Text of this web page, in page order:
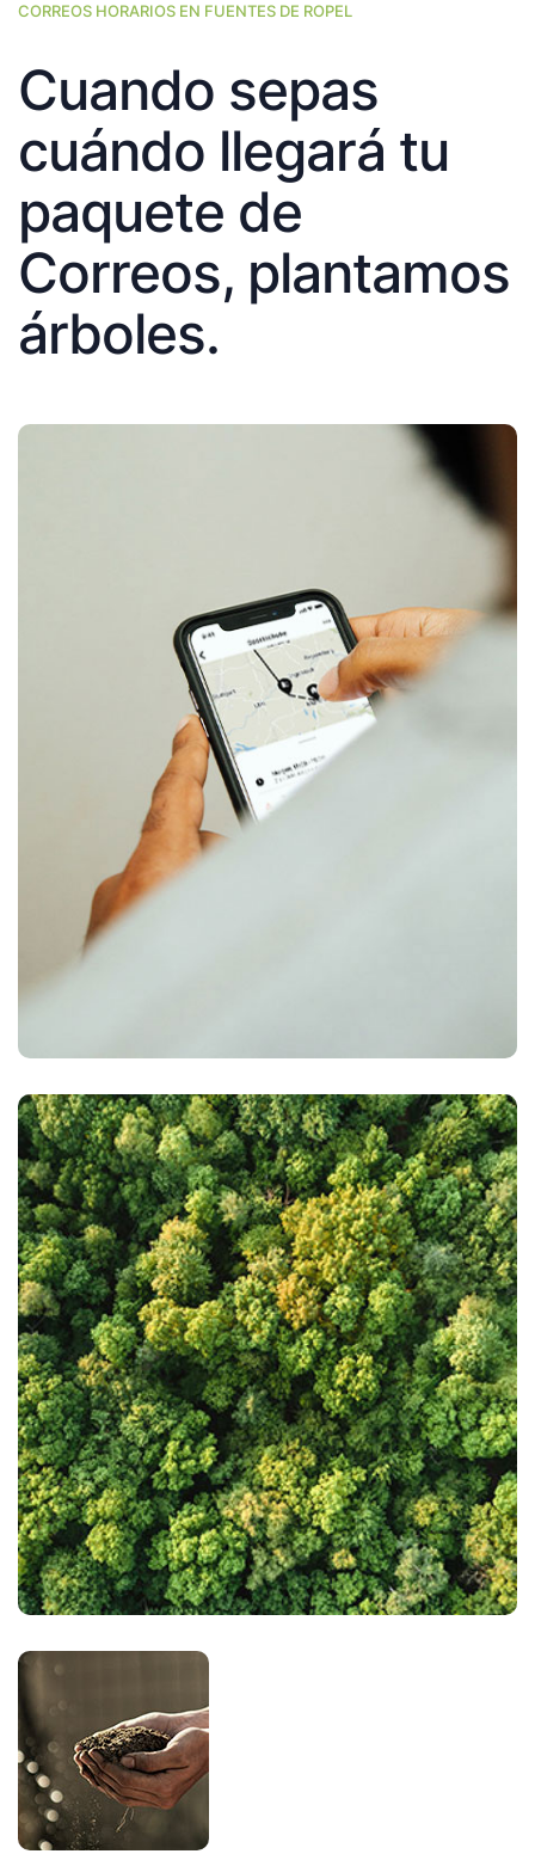
CORREOS HORARIOS EN FUENTES DE ROPEL
Cuando sepas
cuándo llegará tu
paquete de
Correos, plantamos
árboles.